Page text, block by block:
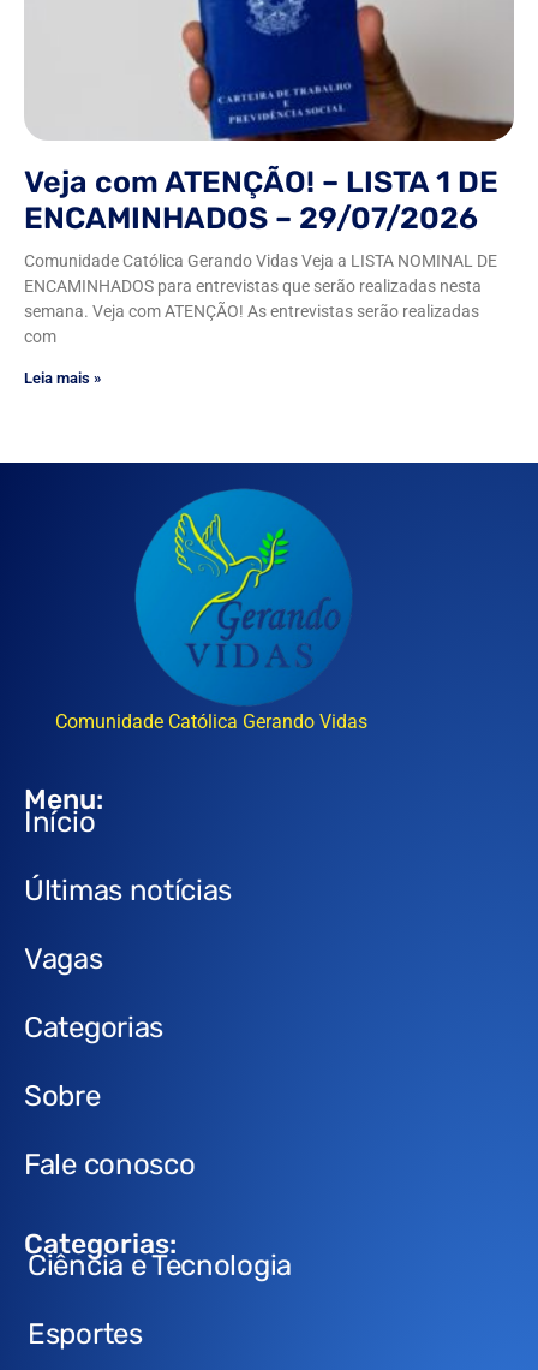
Veja com ATENÇÃO! – LISTA 1 DE
ENCAMINHADOS – 29/07/2026
Comunidade Católica Gerando Vidas Veja a LISTA NOMINAL DE
ENCAMINHADOS para entrevistas que serão realizadas nesta
semana. Veja com ATENÇÃO! As entrevistas serão realizadas
com
Leia mais »
Comunidade Católica Gerando Vidas
Menu:
Início
Últimas notícias
Vagas
Categorias
Sobre
Fale conosco
Categorias:
Ciência e Tecnologia
Esportes